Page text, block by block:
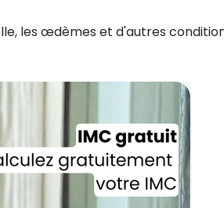
les œdèmes et d'autres
Je consens à ce que la société
Prisma Players analyse le taux
des courriels pour mesurer et
performances des campagnes.
pourrons savoir si vous ouvrez les
l'heure à laquelle vous le faites ainsi
des informations sur le terminal que
utilisez. Pour en savoir plus sur ces
politique de confidentialité